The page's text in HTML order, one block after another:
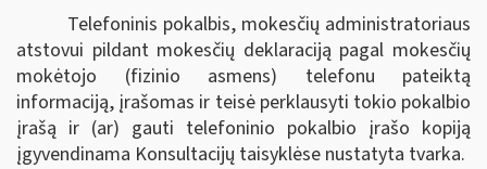
Telefoninis pokalbis, mokesčių administratoriaus
atstovui pildant mokesčių deklaraciją pagal mokesčių
mokėtojo (fizinio asmens) telefonu pateiktą
informaciją, įrašomas ir teisė perklausyti tokio pokalbio
įrašą ir (ar) gauti telefoninio pokalbio įrašo kopiją
įgyvendinama Konsultacijų taisyklėse nustatyta tvarka.